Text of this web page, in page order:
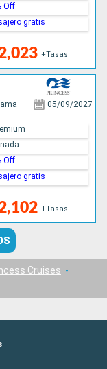
+Tasas
Off
gratis
05/09/2027
+Tasas
Off
gratis
Cruises